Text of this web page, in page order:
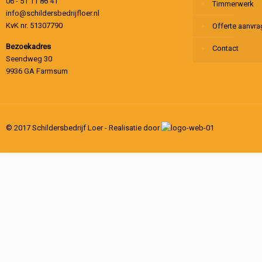
info@schildersbedrijfloer.nl
KvK nr. 51307790
Bezoekadres
Seendweg 30
9936 GA Farmsum
Timmerwerk
Offerte
Contact
© 2017 Schildersbedrijf Loer - Realisatie door